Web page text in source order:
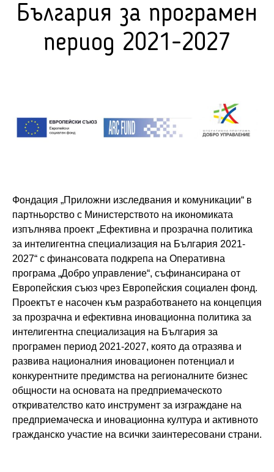
България за програмен
период 2021-2027
Фондация „Приложни изследвания и комуникации“ в
партньорство с Министерството на икономиката
изпълнява проект „Ефективна и прозрачна политика
за интелигентна специализация на България 2021-
2027“ с финансовата подкрепа на Оперативна
програма „Добро управление“, съфинансирана от
Европейския съюз чрез Европейския социален фонд.
Проектът е насочен към разработването на концепция
за прозрачна и ефективна иновационна политика за
интелигентна специализация на България за
програмен период 2021-2027, която да отразява и
развива националния иновационен потенциал и
конкурентните предимства на регионалните бизнес
общности на основата на предприемаческото
откривателство като инструмент за изграждане на
предприемаческа и иновационна култура и активното
гражданско участие на всички заинтересовани страни.